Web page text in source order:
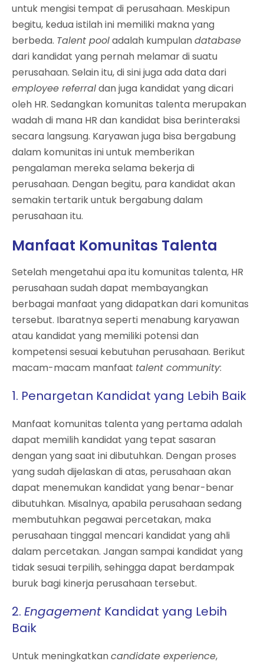
untuk mengisi tempat di perusahaan. Meskipun
begitu, kedua istilah ini memiliki makna yang
berbeda. Talent pooladalah kumpulandatabase
dari kandidat yang pernah melamar di suatu
perusahaan. Selain itu, di sini juga ada data dari
employee referraldan juga kandidat yang dicari
oleh HR. Sedangkan komunitas talenta merupakan
wadah di mana HR dan kandidat bisa berinteraksi
secara langsung. Karyawan juga bisa bergabung
dalam komunitas ini untuk memberikan
pengalaman mereka selama bekerja di
perusahaan. Dengan begitu, para kandidat akan
semakin tertarik untuk bergabung dalam
perusahaan itu.
Manfaat Komunitas Talenta
Setelah mengetahui apa itu komunitas talenta, HR
perusahaan sudah dapat membayangkan
berbagai manfaat yang didapatkan dari komunitas
tersebut. Ibaratnya seperti menabung karyawan
atau kandidat yang memiliki potensi dan
kompetensi sesuai kebutuhan perusahaan. Berikut
macam-macam manfaat talent community:
1. Penargetan Kandidat yang Lebih Baik
Manfaat komunitas talenta yang pertama adalah
dapat memilih kandidat yang tepat sasaran
dengan yang saat ini dibutuhkan. Dengan proses
yang sudah dijelaskan di atas, perusahaan akan
dapat menemukan kandidat yang benar-benar
dibutuhkan. Misalnya, apabila perusahaan sedang
membutuhkan pegawai percetakan, maka
perusahaan tinggal mencari kandidat yang ahli
dalam percetakan. Jangan sampai kandidat yang
tidak sesuai terpilih, sehingga dapat berdampak
buruk bagi kinerja perusahaan tersebut.
2. Engagement Kandidat yang Lebih
Baik
Untuk meningkatkancandidate experience,